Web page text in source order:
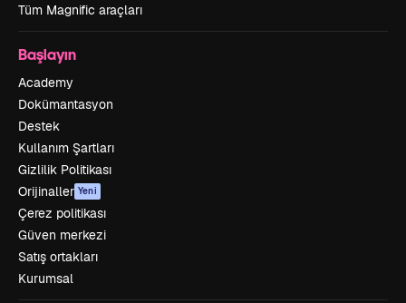
Tüm Magnific araçları
Başlayın
Academy
Dokümantasyon
Destek
Kullanım Şartları
Gizlilik Politikası
Orijinaller Yeni
Çerez politikası
Güven merkezi
Satış ortakları
Kurumsal